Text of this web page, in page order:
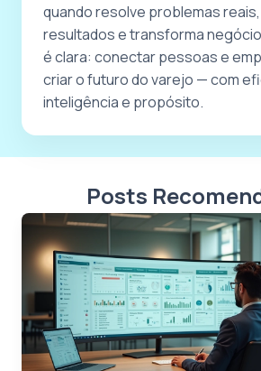
quando resolve problemas
resultados e transforma
é clara: conectar pessoas e
criar o futuro do varejo — com
inteligência e propósito.
Posts